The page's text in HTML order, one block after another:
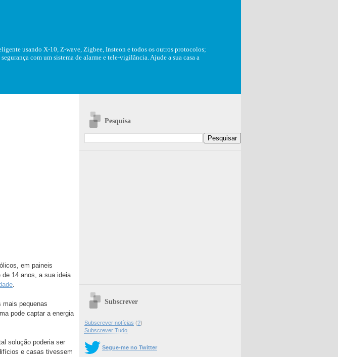
usando X-10, Z-wave, Zigbee, Insteon e todos os outros protocolos;
com um sistema de alarme e tele-vigilância. Ajude a sua casa a
em paineis
14 anos, a sua ideia
.
pequenas
pode captar a energia
solução poderia ser
e casas tivessem
Pesquisa
Subscrever
Subscrever notícias (?)
Subscrever Tudo
Segue-me no Twitter